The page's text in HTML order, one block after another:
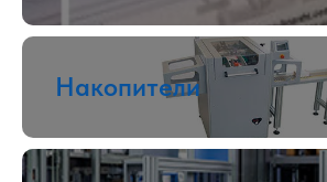
Накопители